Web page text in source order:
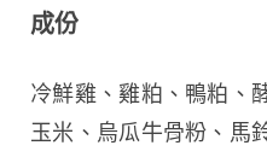
成份
冷鮮雞、雞粕、鴨粕、
玉米、烏瓜牛骨粉、馬